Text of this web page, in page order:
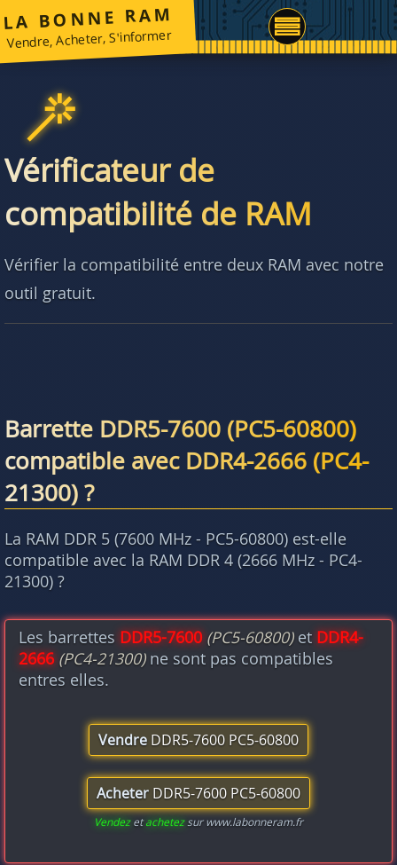
LA BONNE RAM
Vendre, Acheter, S'informer
Vérificateur de
compatibilité de RAM
Vérifier la compatibilité entre deux RAM avec notre
outil gratuit.
Barrette DDR5-7600 (PC5-60800)
compatible avec DDR4-2666 (PC4-
21300) ?
La RAM DDR 5 (7600 MHz - PC5-60800) est-elle
compatible avec la RAM DDR 4 (2666 MHz - PC4-
21300) ?
Les barrettes DDR5-7600 (PC5-60800)et DDR4-
2666 (PC4-21300)ne sont pas compatibles
entres elles.
Vendre DDR5-7600 PC5-60800
Acheter DDR5-7600 PC5-60800
Vendezetachetezsur www.labonneram.fr